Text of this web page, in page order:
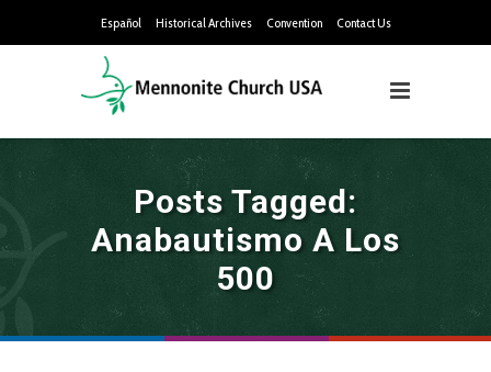
Español Historical Archives Convention Contact Us
Posts Tagged:
Anabautismo A Los
500